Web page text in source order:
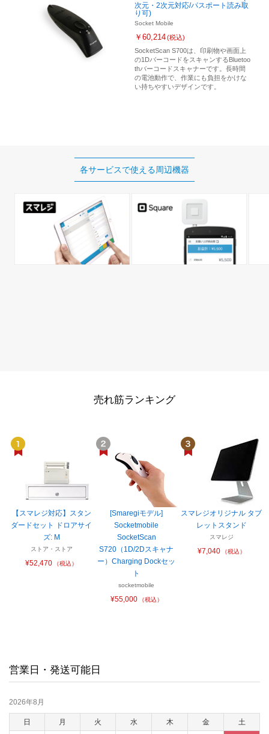
各サービスで使える周辺機器
売れ筋ランキング
【スマレジ対応】スタン
ダードセット ドロアサイ
ズ: M
ストア・ストア
¥52,470 （税込）
[Smaregiモデル]
Socketmobile
SocketScan
S720（1D/2Dスキャナ
ー）Charging Dockセッ
ト
socketmobile
¥55,000 （税込）
スマレジオリジナル タブ
レットスタンド
スマレジ
¥7,040 （税込）
営業日・発送可能日
2026年8月
日 月 火 水 木 金 土
次元・2次元対応/パスポート読み取
り可)
Socket Mobile
￥60,214(税込)
SocketScan S700は、印刷物や画面上
の1DバーコードをスキャンするBluetoo
thバーコードスキャナーです。長時間
の電池動作で、作業にも負担をかけな
い持ちやすいデザインです。